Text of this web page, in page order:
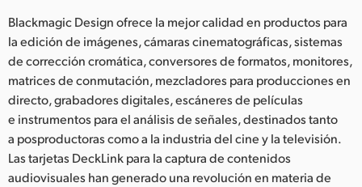
Blackmagic Design ofrece la mejor calidad en productos para
la edición de imágenes, cámaras cinematográficas, sistemas
de corrección cromática, conversores de formatos, monitores,
matrices de conmutación, mezcladores para producciones en
directo, grabadores digitales, escáneres de películas
e instrumentos para el análisis de señales, destinados tanto
a posproductoras como a la industria del cine y la televisión.
Las tarjetas DeckLink para la captura de contenidos
audiovisuales han generado una revolución en materia de